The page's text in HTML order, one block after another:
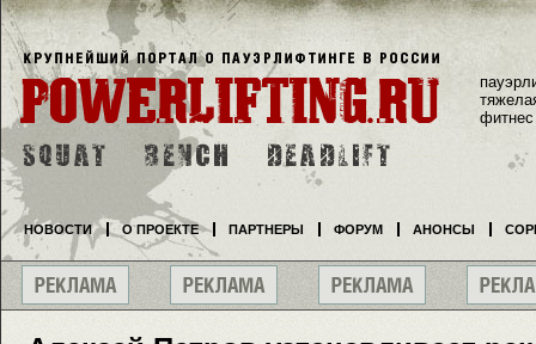
фитнес
НОВОСТИ О ПРОЕКТЕ ПАРТНЕРЫ ФОРУМ АНОНСЫ